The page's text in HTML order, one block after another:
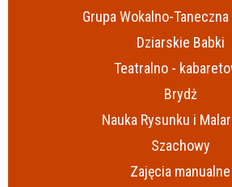
Grupa Wokalno-Taneczna
Dziarskie Babki
Teatralno -
Brydż
Nauka Rysunku i
Szachowy
Zajęcia manualne